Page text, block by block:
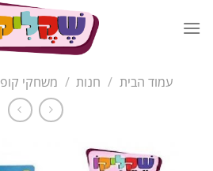
עמוד הבית / חנות / משחקי